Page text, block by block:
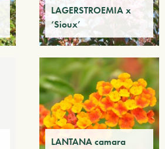
LAGERSTROEMIA x
‘Sioux’
LANTANA camara